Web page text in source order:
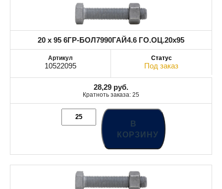
20 x 95 6ГР-БОЛ7990ГАЙ4.6 ГО.ОЦ.20x95
10522095 Под заказ
28,29 руб.
Кратноть заказа: 25
В
КОРЗИНУ